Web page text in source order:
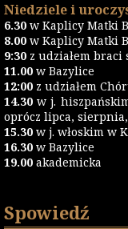
Niedziele i
6.30 w Kaplicy Matki
8.00 w Kaplicy Matki
9:30 z udziałem
11.00 w Bazylice
12:00 z udziałem
14.30 w j.
oprócz lipca,
15.30 w j. włoskim w
16.30 w Bazylice
19.00 akademicka
Spowiedź